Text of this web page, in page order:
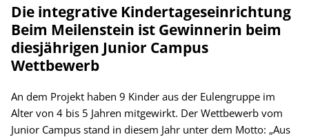
Die integrative Kindertageseinrichtung
Beim Meilenstein ist Gewinnerin beim
diesjährigen Junior Campus
Wettbewerb
An dem Projekt haben 9 Kinder aus der Eulengruppe im
Alter von 4 bis 5 Jahren mitgewirkt. Der Wettbewerb vom
Junior Campus stand in diesem Jahr unter dem Motto: „Aus